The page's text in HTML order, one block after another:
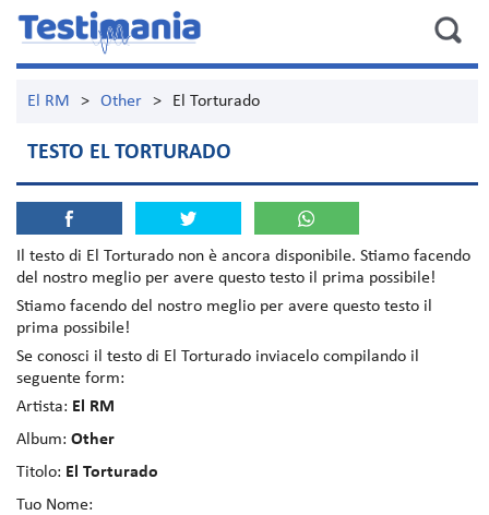
El RM > Other > El Torturado
TESTO EL TORTURADO
Il testo di El Torturado non è ancora disponibile. Stiamo facendo
del nostro meglio per avere questo testo il prima possibile!
Stiamo facendo del nostro meglio per avere questo testo il
prima possibile!
Se conosci il testo di El Torturado inviacelo compilando il
seguente form:
Artista: El RM
Album: Other
Titolo: El Torturado
Tuo Nome: